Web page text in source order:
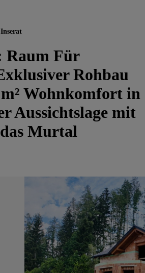
Inserat
Raum Für
Rohbau
m² Wohnkomfort in
Aussichtslage mit
das Murtal